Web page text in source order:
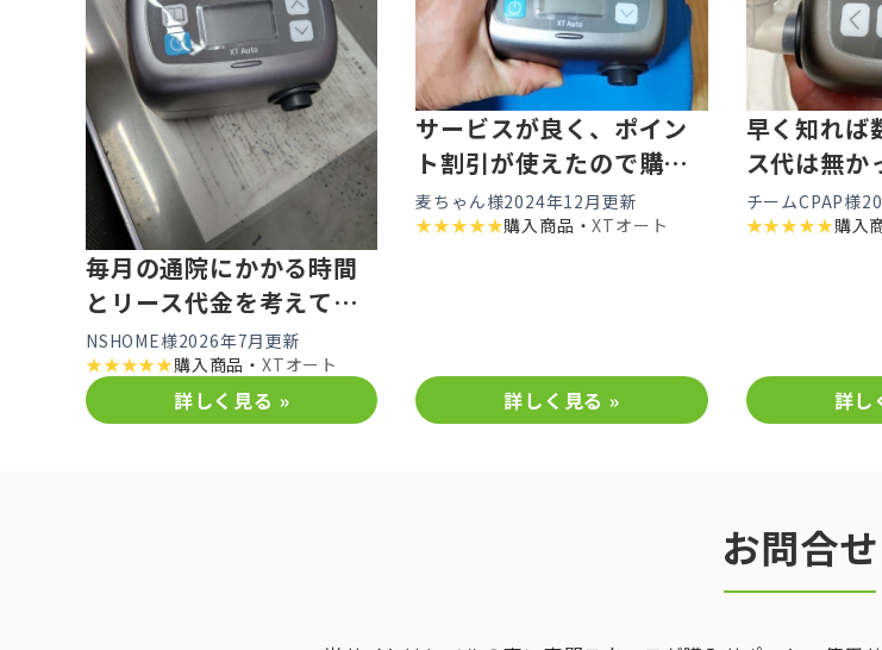
毎月の通院にかかる時間
とリース代金を考えて購
入購した
NSHOME様2026年7月更新
★★★★★購入商品・XTオート
詳しく見る »
サービスが良く、ポイン
ト割引が使えたので購入
した
麦ちゃん様2024年12月更新
★★★★★購入商品・XTオート
詳しく見る »
早く知れば
ス代は無か
っちゃいま
チームCPAP様
★★★★★購入
詳し
お問合せ